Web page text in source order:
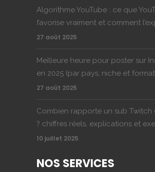
Algorithme YouTube : ce que
favorise vraiment et comment
27 août 2025
Meilleure heure pour poster sur
en 2025 (par pays, niche et
27 août 2025
Combien rapporte un sub Twitch
? chiffres réels, explications et
10 juillet 2025
NOS SERVICES